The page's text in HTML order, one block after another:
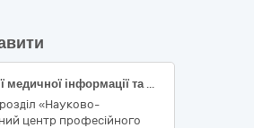
Системи реєстрації медичної інформації та дослідне обладнання
«Науково-
центр професійного